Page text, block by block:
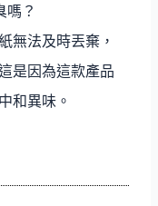
嗎？
無法及時丟棄，
是因為這款產品
和異味。